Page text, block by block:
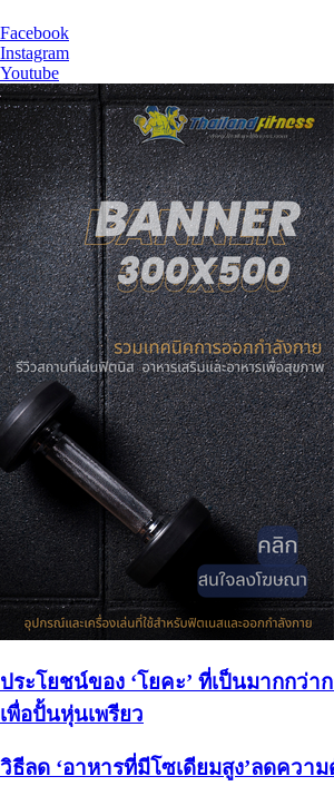
Facebook
Instagram
Youtube
ประโยชน์ของ ‘โยคะ’ ที่เป็นมากกว่า
เพื่อปั้นหุ่นเพรียว
วิธีลด ‘อาหารที่มีโซเดียมสูง’ลดควา